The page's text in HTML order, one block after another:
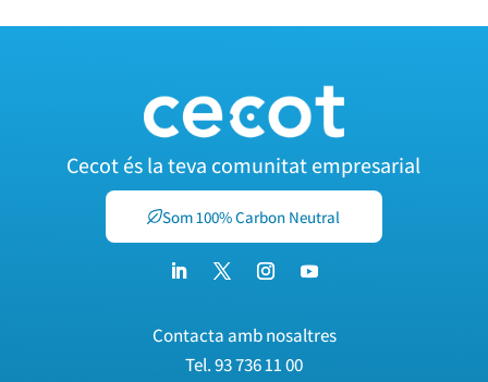
Cecot és la teva comunitat empresarial
Som 100% Carbon Neutral
Contacta amb nosaltres
Tel.93 736 11 00